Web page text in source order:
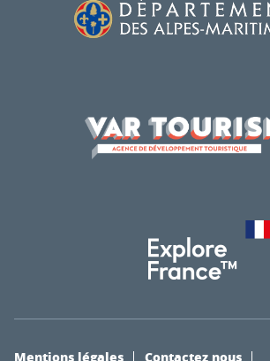
Mentions légales Contactez nous